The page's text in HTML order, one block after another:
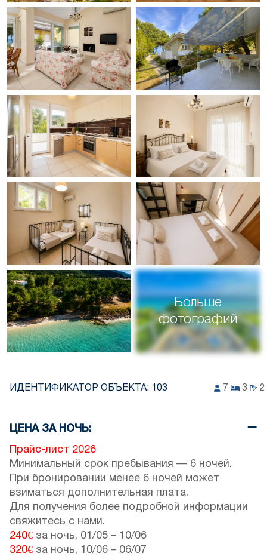
Больше
фотографий
ИДЕНТИФИКАТОР ОБЪЕКТА: 103 7 3 2
ЦЕНА ЗА НОЧЬ:
Прайс-лист 2026
Минимальный срок пребывания — 6 ночей.
При бронировании менее 6 ночей может
взиматься дополнительная плата.
Для получения более подробной информации
свяжитесь с нами.
240€ за ночь, 01/05 – 10/06
320€ за ночь, 10/06 – 06/07